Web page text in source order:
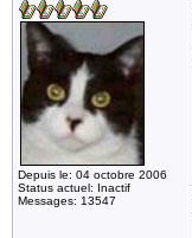
Depuis le: 04 octobre 2006
Status actuel: Inactif
Messages: 13547